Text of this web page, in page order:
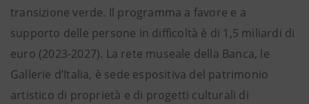
transizione verde. Il programma a favore e a
supporto delle persone in difficoltà è di 1,5 miliardi di
euro (2023-2027). La rete museale della Banca, le
Gallerie d’Italia, è sede espositiva del patrimonio
artistico di proprietà e di progetti culturali di